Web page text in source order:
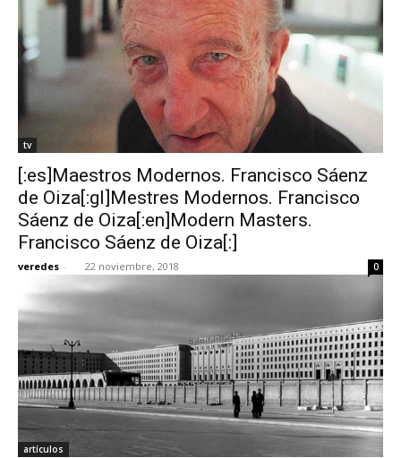
tv
[:es]Maestros Modernos. Francisco Sáenz
de Oiza[:gl]Mestres Modernos. Francisco
Sáenz de Oiza[:en]Modern Masters.
Francisco Sáenz de Oiza[:]
veredes - 22 noviembre, 2018 0
artículos